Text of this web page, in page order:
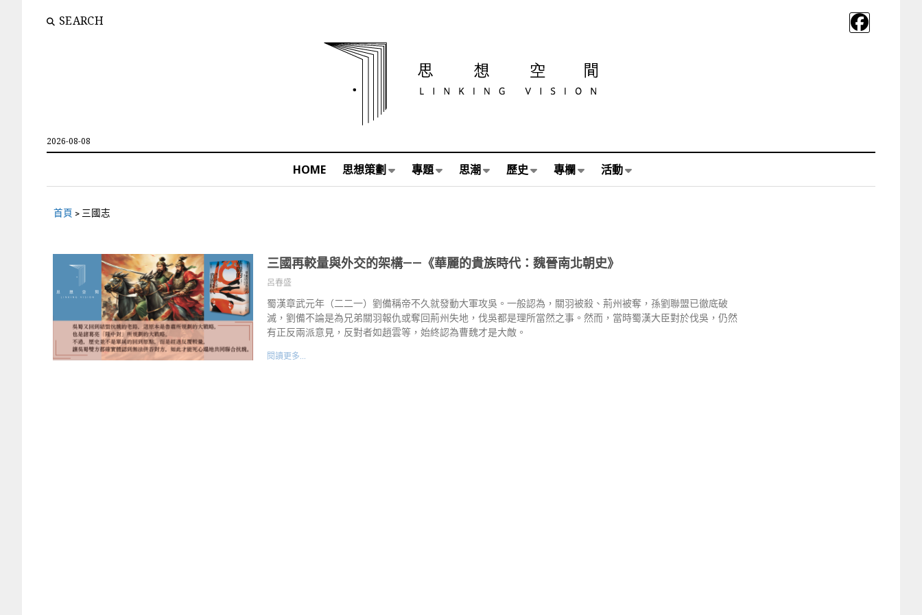
SEARCH
2026-08-08
HOME 思想策劃 專題 思潮 歷史 專欄 活動
首頁 > 三國志
三國再較量與外交的架構——《華麗的貴族時代：魏晉南北朝史》
呂春盛
蜀漢章武元年（二二一）劉備稱帝不久就發動大軍攻吳。一般認為，關羽被殺、荊州被奪，孫劉聯盟已徹底破
滅，劉備不論是為兄弟關羽報仇或奪回荊州失地，伐吳都是理所當然之事。然而，當時蜀漢大臣對於伐吳，仍然
有正反兩派意見，反對者如趙雲等，始終認為曹魏才是大敵。
閱讀更多...